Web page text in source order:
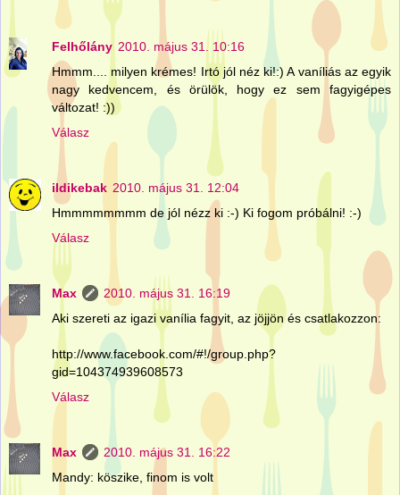
Felhőlány 2010. május 31. 10:16
Hmmm.... milyen krémes! Irtó jól néz ki!:) A vaníliás az egyik
nagy kedvencem, és örülök, hogy ez sem fagyigépes
változat! :))
Válasz
ildikebak 2010. május 31. 12:04
Hmmmmmmmm de jól nézz ki :-) Ki fogom próbálni! :-)
Válasz
Max
2010. május 31. 16:19
Aki szereti az igazi vanília fagyit, az jöjjön és csatlakozzon:
http://www.facebook.com/#!/group.php?
gid=104374939608573
Válasz
Max
2010. május 31. 16:22
Mandy: köszike, finom is volt